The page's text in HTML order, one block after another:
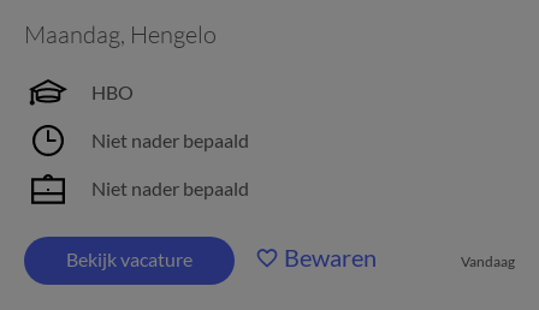
Maandag, Hengelo
HBO
Niet nader bepaald
Niet nader bepaald
Bekijk vacature Bewaren Vandaag